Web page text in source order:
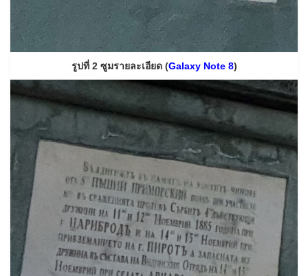
รูปที่ 2 ซูมรายละเอียด (Galaxy Note 8)